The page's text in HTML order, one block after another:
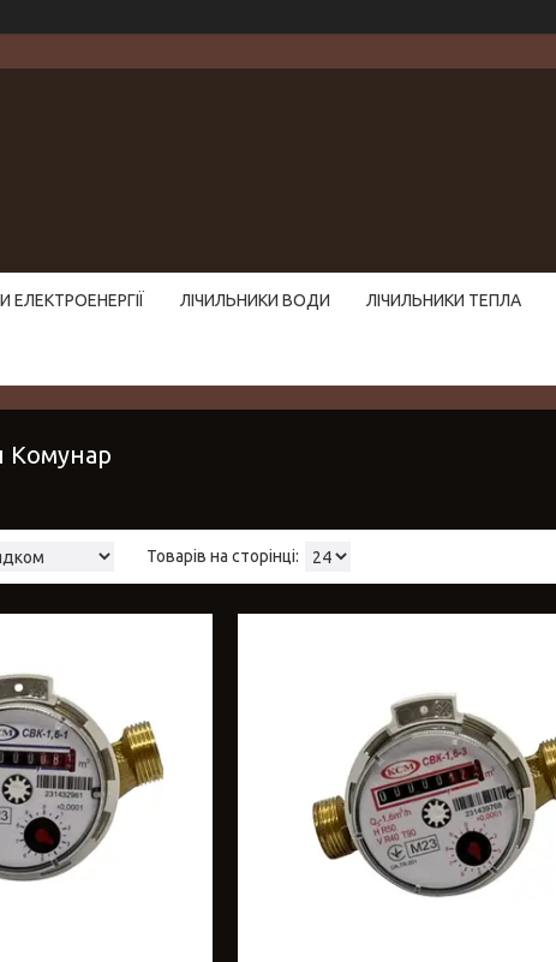
ЕЛЕКТРОЕНЕРГІЇ ЛІЧИЛЬНИКИ ВОДИ ЛІЧИЛЬНИКИ ТЕПЛА
Комунар